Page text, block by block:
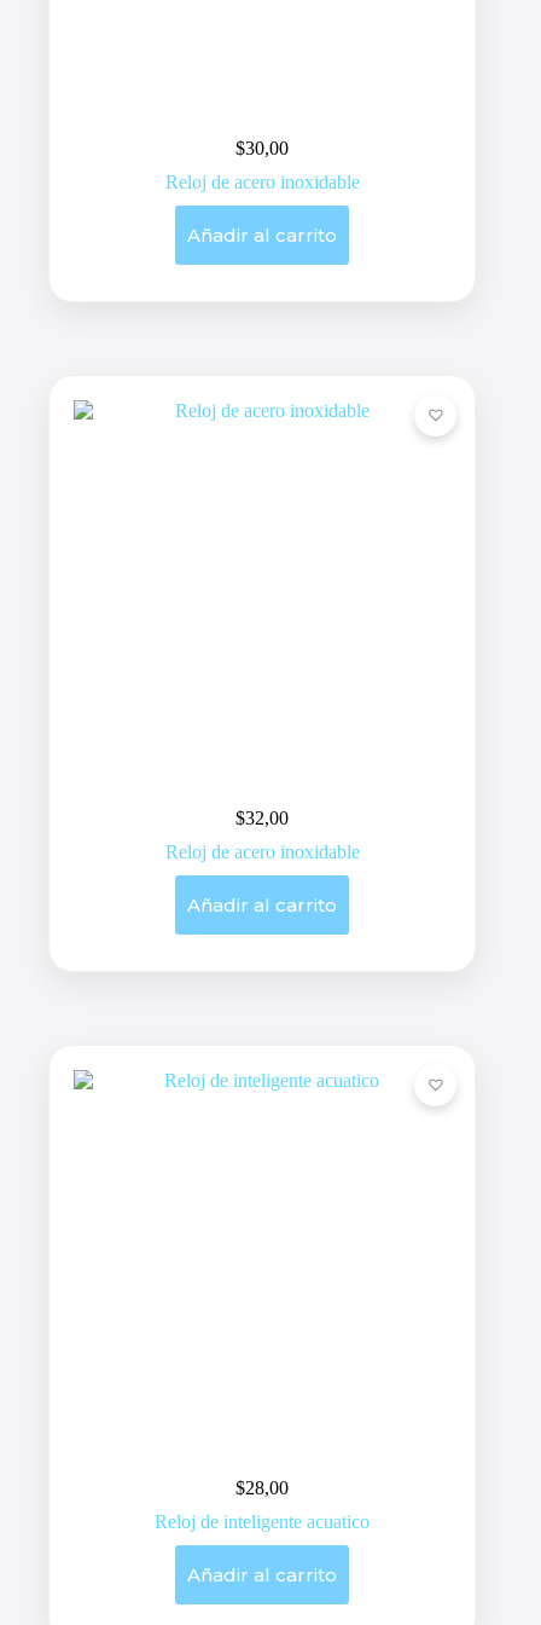
$30,00
Reloj de acero inoxidable
Añadir al carrito
$32,00
Reloj de acero inoxidable
Añadir al carrito
$28,00
Reloj de inteligente acuatico
Añadir al carrito